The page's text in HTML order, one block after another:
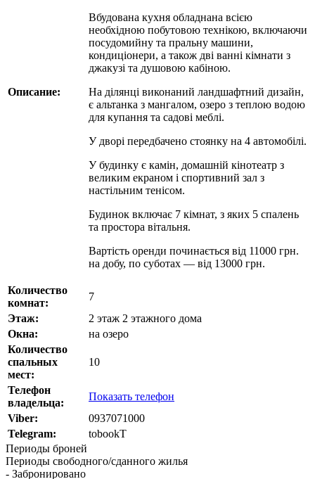
Описание:
Вбудована кухня обладнана всією
необхідною побутовою технікою, включаючи
посудомийну та пральну машини,
кондиціонери, а також дві ванні кімнати з
джакузі та душовою кабіною.
На ділянці виконаний ландшафтний дизайн,
є альтанка з мангалом, озеро з теплою водою
для купання та садові меблі.
У дворі передбачено стоянку на 4 автомобілі.
У будинку є камін, домашній кінотеатр з
великим екраном і спортивний зал з
настільним тенісом.
Будинок включає 7 кімнат, з яких 5 спалень
та простора вітальня.
Вартість оренди починається від 11000 грн.
на добу, по суботах — від 13000 грн.
Количество
комнат:
7
Этаж:
2 этаж 2 этажного дома
Окна:
на озеро
Количество
спальных
мест:
10
Телефон
владельца:
Показать телефон
Viber:
0937071000
Telegram:
tobookT
Периоды броней
Периоды свободного/сданного жилья
- Забронировано